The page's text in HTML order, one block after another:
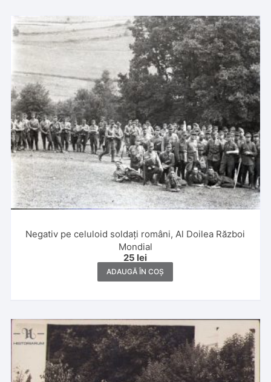
Negativ pe celuloid soldați români, Al Doilea Război
Mondial
25 lei
ADAUGĂ ÎN COȘ